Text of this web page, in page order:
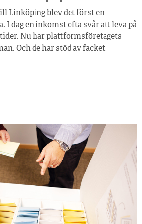
Linköping blev det först en
I dag en inkomst ofta svår att leva på
Nu har plattformsföretagets
Och de har stöd av facket.